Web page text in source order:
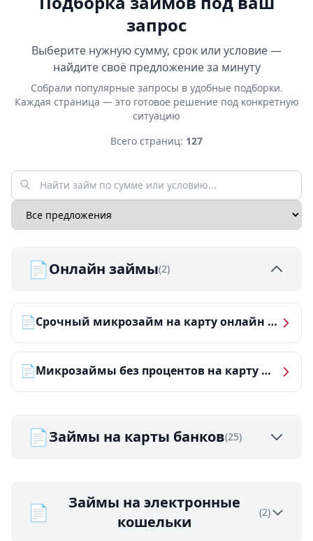
запрос
Выберите нужную сумму, срок или условие —
найдите своё предложение за минуту
Собрали популярные запросы в удобные подборки.
Каждая страница — это готовое решение под конкретную
ситуацию
Всего страниц: 127
📄Онлайн займы(2)
📄 Срочный микрозайм на карту онлайн — получить деньги за 5 минут
📄 Микрозаймы без процентов на карту — ТОП-10 за 2026 год
📄Займы на карты банков(25)
📄
Займы на электронные
кошельки
(2)